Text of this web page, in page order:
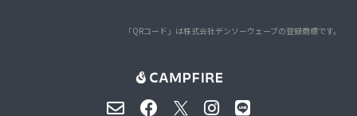
「QRコード」は株式会社デンソーウェーブの登録商標です。